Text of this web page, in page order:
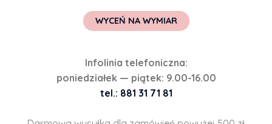
WYCEŃ NA WYMIAR
Infolinia telefoniczna:
poniedziałek — piątek: 9.00-16.00
tel.: 881 31 71 81